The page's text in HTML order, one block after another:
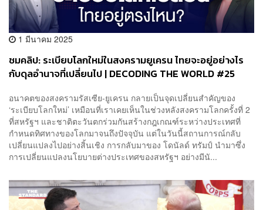
1 มีนาคม 2025
ชมคลิป: ระเบียบโลกใหม่ในสงครามยูเครน ไทยจะอยู่อย่างไร
กับดุลอำนาจที่เปลี่ยนไป | DECODING THE WORLD #25
อนาคตของสงครามรัสเซีย-ยูเครน กลายเป็นจุดเปลี่ยนสำคัญของ
‘ระเบียบโลกใหม่’ เหมือนที่เราเคยเห็นในช่วงหลังสงครามโลกครั้งที่ 2
ที่สหรัฐฯ และชาติตะวันตกร่วมกันสร้างกฎเกณฑ์ระหว่างประเทศที่
กำหนดทิศทางของโลกมาจนถึงปัจจุบัน แต่ในวันนี้สถานการณ์กลับ
เปลี่ยนแปลงไปอย่างสิ้นเชิง การกลับมาของ โดนัลด์ ทรัมป์ นำมาซึ่ง
การเปลี่ยนแปลงนโยบายต่างประเทศของสหรัฐฯ อย่างมีนั...